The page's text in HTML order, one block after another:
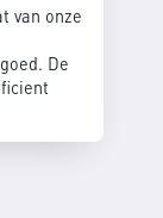
van onze
De